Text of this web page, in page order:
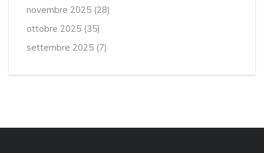
novembre 2025 (28)
ottobre 2025 (35)
settembre 2025 (7)